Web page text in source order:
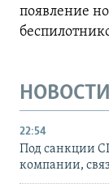
появление
НОВОСТИ
22:54
Под санкции
компании,